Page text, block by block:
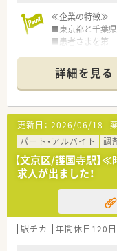
≪企業の特徴≫
■東京都と千葉県
■患者さまを第一
≪こんな薬局です
■白を基調とし
♪
■駅から徒歩3分
詳細を見る
更新日： 2026/06/18
パート・アルバイト
調
【文京区/護国寺駅】
求人が出ました！
駅チカ 年間休日120